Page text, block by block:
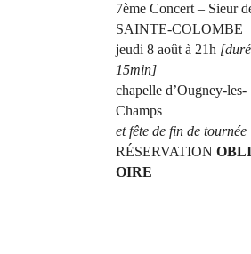
7ème Concert – Sieur
SAINTE-COLOMBE
jeudi 8 août à 21h
15min]
chapelle d’Ougney-les-
Champs
et fête de fin de tournée
RÉSERVATION
OIRE